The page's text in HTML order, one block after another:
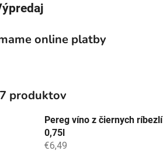
online platby
produktov
Pereg víno z čiernych ríbezlí
0,75l
€6,49